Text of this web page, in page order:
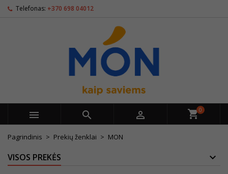
Telefonas: +370 698 04012
   0
Pagrindinis Prekių ženklai MON
VISOS PREKĖS